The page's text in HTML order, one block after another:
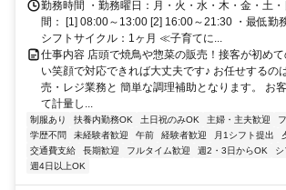
勤務時間 ・勤務曜日：月・火・水・木・金・土
間： [1] 08:00～13:00 [2] 16:00～21:30 ・最低勤
シフトサイクル：1ヶ月 ≪子育てに...
仕事内容 店頭で焼鳥や惣菜の販売！接客が初め
い笑顔で対応できれば大丈夫です♪ お任せするの
売・レジ業務と 簡単な調理補助となります。 お
て計量し...
制服あり 扶養内勤務OK 土日祝のみOK 主婦・主夫歓迎
学歴不問
未経験者歓迎 午前 経験者歓迎 月1シフト提出
交通費支給
長期歓迎 フルタイム歓迎 週2・3日からOK シ
週4日以上OK